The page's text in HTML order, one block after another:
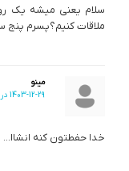
سلام یعنی میشه یک روز
ملاقات کنیم؟پسرم پنج
مینو
1403-12-29 در 05:02
خدا حفطتون کنه انشاا…